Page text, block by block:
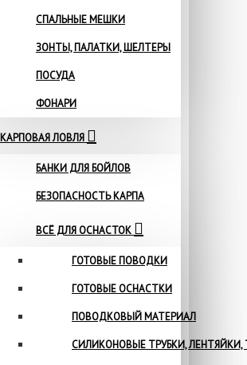
СПАЛЬНЫЕ МЕШКИ
ЗОНТЫ, ПАЛАТКИ, ШЕЛТЕРЫ
ПОСУДА
ФОНАРИ
КАРПОВАЯ ЛОВЛЯ
БАНКИ ДЛЯ БОЙЛОВ
БЕЗОПАСНОСТЬ КАРПА
ВСЁ ДЛЯ ОСНАСТОК
ГОТОВЫЕ ПОВОДКИ
ГОТОВЫЕ ОСНАСТКИ
ПОВОДКОВЫЙ МАТЕРИАЛ
СИЛИКОНОВЫЕ ТРУБКИ,